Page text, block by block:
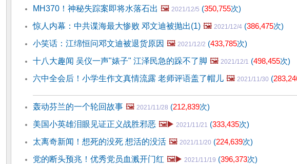
MH370！神秘失踪案即将水落石出 🖼️ 2021/12/5 (350,755次)
惊人内幕：中共谍海最大惨败 邓文迪被抛出(1) 🖼️ 2021/12/4 (386,475次)
小笑话：江绵恒问邓文迪被退货原因 🖼️ 2021/12/2 (433,785次)
十八大趣闻 吴仪一声"婊子" 江泽民急的跺不了脚 🖼️ 2021/12/1 (498,455次)
六中全会后！小学生作文真情流露 老师评语盖了帽儿 🖼️ 2021/11/30 (
轰动芬兰的一个轮回故事 🖼️ 2021/11/28 (212,839次)
美国小英雄泪眼见证正义战胜邪恶 🖼️▶️ 2021/11/21 (333,435次)
太离奇新闻！想死的没死 想活的没活 🖼️ 2021/11/20 (224,639次)
党的断头预兆！优秀党员血溅开门红 🖼️▶️ 2021/11/19 (396,373次)